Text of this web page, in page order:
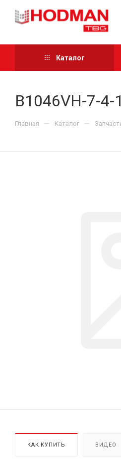
Каталог
B1046VH-7-
Главная — Каталог —
КАК КУПИТЬ ВИДЕО